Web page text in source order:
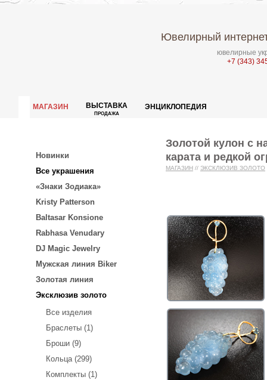
Ювелирный
ювелирные
+7 (343)
МАГАЗИН ВЫСТАВКА
ПРОДАЖА
ЭНЦИКЛОПЕДИЯ
Новинки
Все украшения
«Знаки Зодиака»
Kristy Patterson
Baltasar Konsione
Rabhasa Venudary
DJ Magic Jewelry
Мужская линия Biker
Золотая линия
Эксклюзив золото
Все изделия
Браслеты (1)
Броши (9)
Кольца (299)
Комплекты (1)
Золотой кулон с
карата и редкой
МАГАЗИН // ЭКСКЛЮЗИВ ЗОЛОТО